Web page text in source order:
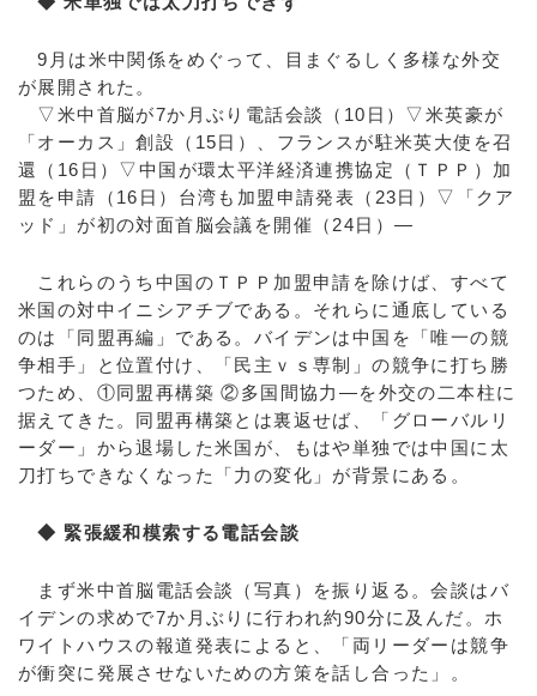
9月は米中関係をめぐって、目まぐるしく多様な外交
が展開された。
▽米中首脳が7か月ぶり電話会談（10日）▽米英豪が
「オーカス」創設（15日）、フランスが駐米英大使を召
還（16日）▽中国が環太平洋経済連携協定（ＴＰＰ）加
盟を申請（16日）台湾も加盟申請発表（23日）▽「クア
ッド」が初の対面首脳会議を開催（24日）―
これらのうち中国のＴＰＰ加盟申請を除けば、すべて
米国の対中イニシアチブである。それらに通底している
のは「同盟再編」である。バイデンは中国を「唯一の競
争相手」と位置付け、「民主ｖｓ専制」の競争に打ち勝
つため、①同盟再構築 ②多国間協力―を外交の二本柱に
据えてきた。同盟再構築とは裏返せば、「グローバルリ
ーダー」から退場した米国が、もはや単独では中国に太
刀打ちできなくなった「力の変化」が背景にある。
◆ 緊張緩和模索する電話会談
まず米中首脳電話会談（写真）を振り返る。会談はバ
イデンの求めで7か月ぶりに行われ約90分に及んだ。ホ
ワイトハウスの報道発表によると、「両リーダーは競争
が衝突に発展させないための方策を話し合った」。